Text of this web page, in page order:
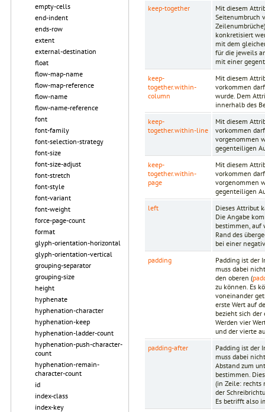
empty-cells
end-indent
ends-row
extent
external-destination
float
flow-map-name
flow-map-reference
flow-name
flow-name-reference
font
font-family
font-selection-strategy
font-size
font-size-adjust
font-stretch
font-style
font-variant
font-weight
force-page-count
format
glyph-orientation-horizontal
glyph-orientation-vertical
grouping-separator
grouping-size
height
hyphenate
hyphenation-character
hyphenation-keep
hyphenation-ladder-count
hyphenation-push-character-
count
hyphenation-remain-
character-count
id
index-class
index-key
keep-together
Mit diesem
Seitenumbruch
konkretisiert
mit dem
für die jeweils
mit einer
keep-
together.within-
column
Mit diesem
vorkommen
wurde. Dem
innerhalb des
keep-
together.within-line
Mit diesem
vorkommen
vorgenommen
gegenteiligen
keep-
together.within-
page
Mit diesem
vorkommen
vorgenommen
gegenteiligen
left
Dieses Attribut
Die Angabe
bestimmen, auf
Rand des
bei einer
padding
Padding ist der
muss dabei
den oberen (
zu können. Es
voneinander
erste Wert auf
bezieht sich
Werden vier
und der vierte
padding-after
Padding ist der
muss dabei
Abstand zum
bestimmen.
(in Zeile: rechts
der
Es betrifft also